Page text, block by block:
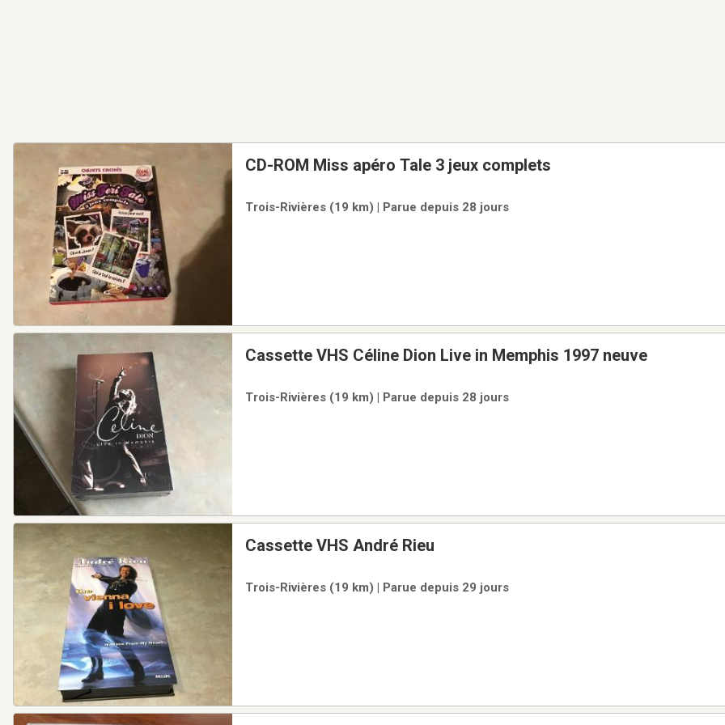
CD-ROM Miss apéro Tale 3 jeux complets
Trois-Rivières (19 km) | Parue depuis 28 jours
Cassette VHS Céline Dion Live in Memphis 1997 neuve
Trois-Rivières (19 km) | Parue depuis 28 jours
Cassette VHS André Rieu
Trois-Rivières (19 km) | Parue depuis 29 jours